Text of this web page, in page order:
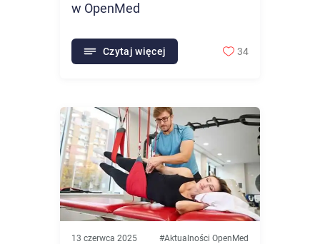
w OpenMed
Czytaj więcej 34
13 czerwca 2025 #Aktualności OpenMed